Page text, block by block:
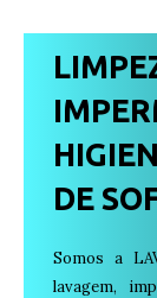
DE
Somos a
lavagem,